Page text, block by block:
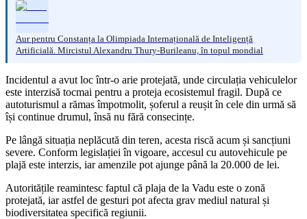
Aur pentru Constanța la Olimpiada Internațională de Inteligență
Artificială. Mircistul Alexandru Thury-Burileanu, în topul mondial
Incidentul a avut loc într-o arie protejată, unde circulația vehiculelor
este interzisă tocmai pentru a proteja ecosistemul fragil. După ce
autoturismul a rămas împotmolit, șoferul a reușit în cele din urmă să
își continue drumul, însă nu fără consecințe.
Pe lângă situația neplăcută din teren, acesta riscă acum și sancțiuni
severe. Conform legislației în vigoare, accesul cu autovehicule pe
plajă este interzis, iar amenzile pot ajunge până la 20.000 de lei.
Autoritățile reamintesc faptul că plaja de la Vadu este o zonă
protejată, iar astfel de gesturi pot afecta grav mediul natural și
biodiversitatea specifică regiunii.